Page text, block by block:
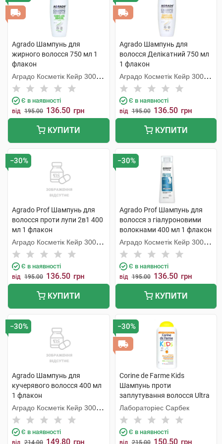
Agrado Шампунь для
жирного волосся 750 мл 1
флакон
Аградо Косметік Кейр 3000
С.Л.У.
Є в наявності
від 195.00 136.50 грн
КУПИТИ
Agrado Шампунь для
волосся Делікатний 750 мл
1 флакон
Аградо Косметік Кейр 3000
С.Л.У.
Є в наявності
від 195.00 136.50 грн
КУПИТИ
−30%
Agrado Prof Шампунь для
волосся проти лупи 2в1 400
мл 1 флакон
Аградо Косметік Кейр 3000
С.Л.У.
Є в наявності
від 195.00 136.50 грн
КУПИТИ
−30%
Agrado Prof Шампунь для
волосся з гіалуроновими
волокнами 400 мл 1 флакон
Аградо Косметік Кейр 3000
С.Л.У.
Є в наявності
від 195.00 136.50 грн
КУПИТИ
−30%
Agrado Шампунь для
кучерявого волосся 400 мл
1 флакон
Аградо Косметік Кейр 3000
С.Л.У.
Є в наявності
від 214.00 149.80 грн
−30%
Corine de Farme Kids
Шампунь проти
заплутування волосся Ultra
Абрикос 300 мл 1 флакон
Лабораторіес Сарбек
Є в наявності
від 215.00 150.50 грн